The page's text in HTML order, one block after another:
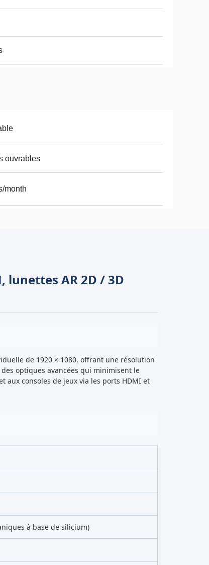
ouvrables
month
lunettes AR 2D / 3D
de 1920 × 1080, offrant une résolution
optiques avancées qui minimisent le
aux consoles de jeux via les ports HDMI et
à base de silicium)